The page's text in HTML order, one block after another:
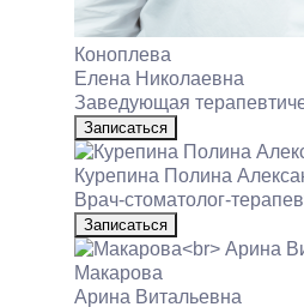
Коноплева
Елена Николаевна
Заведующая
Записаться
Курепина Полина
Записаться
Макарова
Арина Витальевна